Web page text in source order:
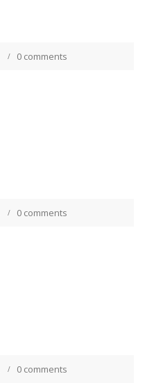
0 comments
0 comments
0 comments